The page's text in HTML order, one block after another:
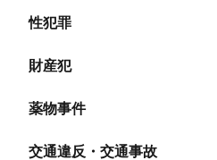
性犯罪
盗撮・のぞき
財産犯
薬物事件
交通違反・交通事故